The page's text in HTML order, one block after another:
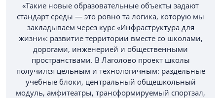
«Такие новые образовательные объекты задают
стандарт среды — это ровно та логика, которую мы
закладываем через курс «Инфраструктура для
жизни»: развитие территории вместе со школами,
дорогами, инженерией и общественными
пространствами. В Лаголово проект школы
получился цельным и технологичным: раздельные
учебные блоки, центральный общешкольный
модуль, амфитеатры, трансформируемый спортзал,